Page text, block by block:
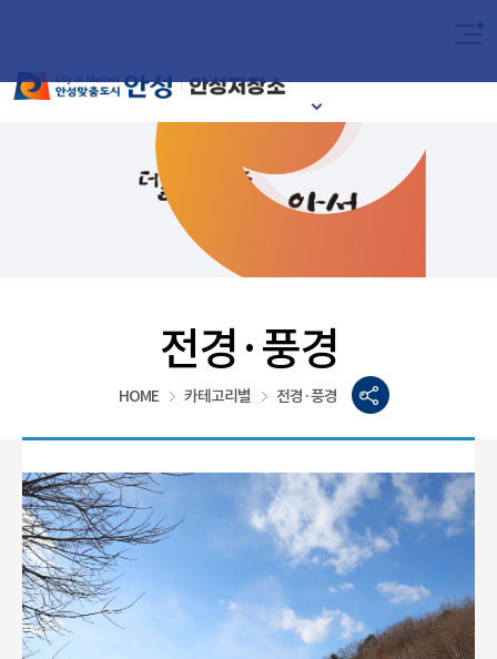
전경·풍경
HOME 카테고리별 전경·풍경